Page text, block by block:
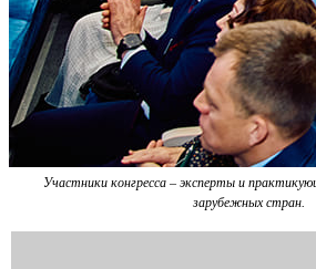
Участники конгресса – эксперты и
зарубежных стран.